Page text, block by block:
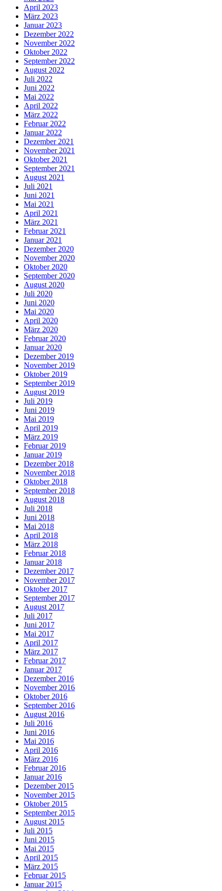
April 2023
März 2023
Januar 2023
Dezember 2022
November 2022
Oktober 2022
September 2022
August 2022
Juli 2022
Juni 2022
Mai 2022
April 2022
März 2022
Februar 2022
Januar 2022
Dezember 2021
November 2021
Oktober 2021
September 2021
August 2021
Juli 2021
Juni 2021
Mai 2021
April 2021
März 2021
Februar 2021
Januar 2021
Dezember 2020
November 2020
Oktober 2020
September 2020
August 2020
Juli 2020
Juni 2020
Mai 2020
April 2020
März 2020
Februar 2020
Januar 2020
Dezember 2019
November 2019
Oktober 2019
September 2019
August 2019
Juli 2019
Juni 2019
Mai 2019
April 2019
März 2019
Februar 2019
Januar 2019
Dezember 2018
November 2018
Oktober 2018
September 2018
August 2018
Juli 2018
Juni 2018
Mai 2018
April 2018
März 2018
Februar 2018
Januar 2018
Dezember 2017
November 2017
Oktober 2017
September 2017
August 2017
Juli 2017
Juni 2017
Mai 2017
April 2017
März 2017
Februar 2017
Januar 2017
Dezember 2016
November 2016
Oktober 2016
September 2016
August 2016
Juli 2016
Juni 2016
Mai 2016
April 2016
März 2016
Februar 2016
Januar 2016
Dezember 2015
November 2015
Oktober 2015
September 2015
August 2015
Juli 2015
Juni 2015
Mai 2015
April 2015
März 2015
Februar 2015
Januar 2015